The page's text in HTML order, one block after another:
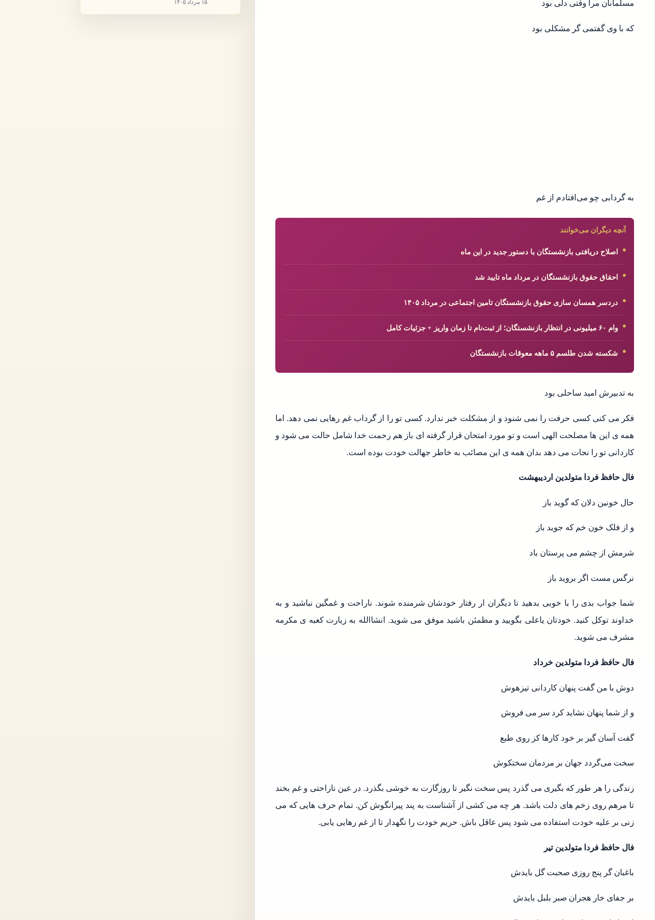
مسلمانان مرا وقتی دلی بود
که با وی گفتمی گر مشکلی بود
به گردابی چو می‌افتادم از غم
آنچه دیگران می‌خوانند
اصلاح دریافتی بازنشستگان با دستور جدید در این ماه
احقاق حقوق بازنشستگان در مرداد ماه تایید شد
دردسر همسان سازی حقوق بازنشستگان تامین اجتماعی در مرداد ۱۴۰۵
وام ۶۰ میلیونی در انتظار بازنشستگان؛ از ثبت‌نام تا زمان واریز + جزئیات کامل
شکسته شدن طلسم ۵ ماهه معوقات بازنشستگان
به تدبیرش امید ساحلی بود
فکر می کنی کسی حرفت را نمی شنود و از مشکلت خبر ندارد. کسی تو را از گرداب غم رهایی نمی دهد. اما
همه ی این ها مصلحت الهی است و تو مورد امتحان قرار گرفته ای باز هم رحمت خدا شامل حالت می شود و
کاردانی تو را نجات می دهد بدان همه ی این مصائب به خاطر جهالت خودت بوده است.
فال حافظ فردا متولدین اردیبهشت
حال خونین دلان که گوید باز
و از فلک خون خم که جوید باز
شرمش از چشم می پرستان باد
نرگس مست اگر بروید باز
شما جواب بدی را با خوبی بدهید تا دیگران ار رفتار خودشان شرمنده شوند. ناراحت و غمگین نباشید و به
خداوند توکل کنید. خودتان یاعلی بگویید و مطمئن باشید موفق می شوید. انشاالله به زیارت کعبه ی مکرمه
مشرف می شوید.
فال حافظ فردا متولدین خرداد
دوش با من گفت پنهان کاردانی تیزهوش
و از شما پنهان نشاید کرد سر می فروش
گفت آسان گیر بر خود کارها کز روی طبع
سخت می‌گردد جهان بر مردمان سختکوش
زندگی را هر طور که بگیری می گذرد پس سخت نگیر تا روزگارت به خوشی بگذرد. در عین ناراحتی و غم بخند
تا مرهم روی زخم های دلت باشد. هر چه می کشی از آشناست به پند پیرانگوش کن. تمام حرف هایی که می
زنی بر علیه خودت استفاده می شود پس عاقل باش. حریم خودت را نگهدار تا از غم رهایی یابی.
فال حافظ فردا متولدین تیر
باغبان گر پنج روزی صحبت گل بایدش
بر جفای خار هجران صبر بلبل بایدش
۱۵ مرداد ۱۴۰۵